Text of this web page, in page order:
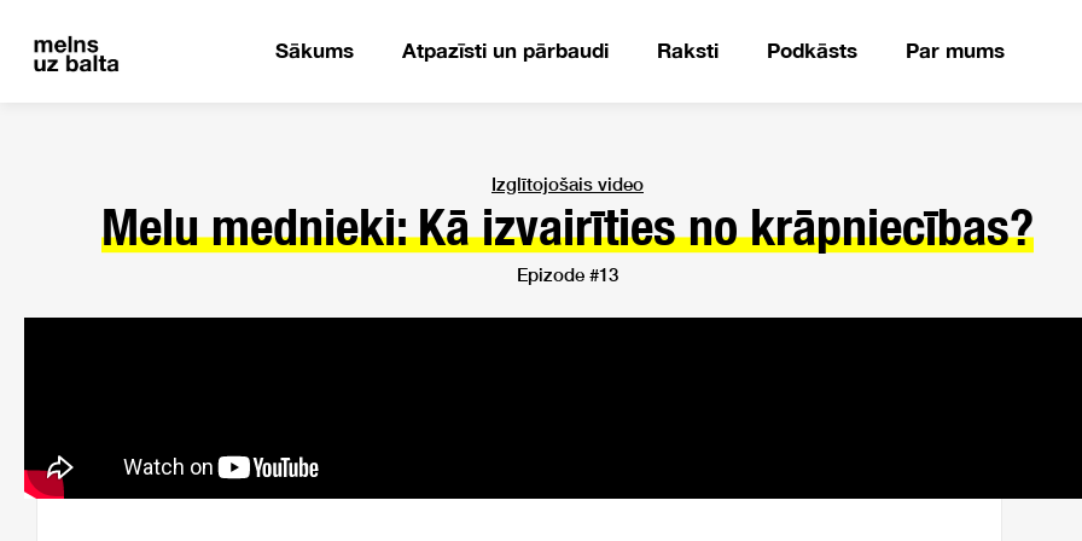
Sākums Atpazīsti un pārbaudi Raksti Podkāsts Par mums
Izglītojošais video
Melu mednieki: Kā izvairīties no krāpniecības?
Epizode #13